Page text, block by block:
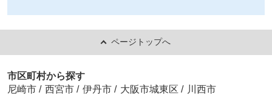
ページトップへ
市区町村から探す
尼崎市 / 西宮市 / 伊丹市 / 大阪市城東区 / 川西市